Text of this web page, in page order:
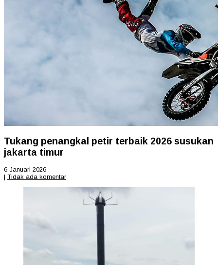
Tukang penangkal petir terbaik 2026 susukan
jakarta timur
6 Januari 2026
| Tidak ada komentar